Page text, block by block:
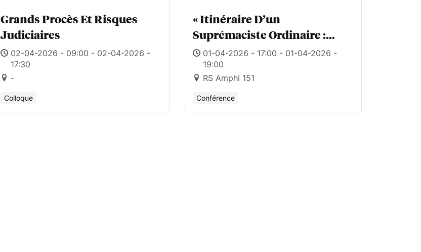
Grands Procès Et Risques
Judiciaires
02-04-2026 - 09:00 - 02-04-2026 -
17:30
-
Colloque
« Itinéraire D’un
Suprémaciste Ordinaire :
Anatomie D’une Fabrique De
La Haine »
01-04-2026 - 17:00 - 01-04-2026 -
19:00
RS Amphi 151
Conférence